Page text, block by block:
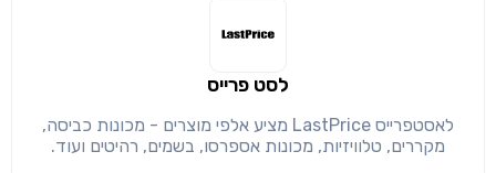
לסט פרייס
לאסטפרייס LastPrice מציע אלפי מוצרים - מכונות כביסה,
מקררים, טלוויזיות, מכונות אספרסו, בשמים, רהיטים ועוד.